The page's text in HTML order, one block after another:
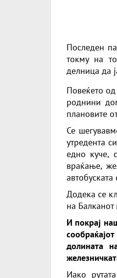
Последен
токму на
делница да
Повеќето
роднини
плановите
Се
утредента
едно куче,
враќање,
Додека се
на
И покрај
долината
Иако